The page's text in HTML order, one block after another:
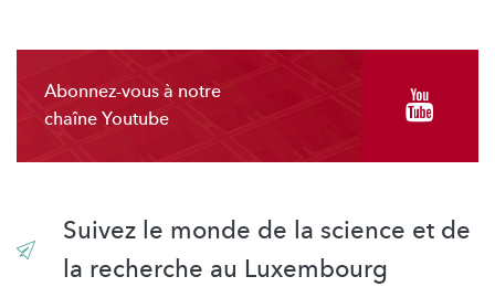
Abonnez-vous à notre
chaîne Youtube
Suivez le monde de la science et de
la recherche au Luxembourg